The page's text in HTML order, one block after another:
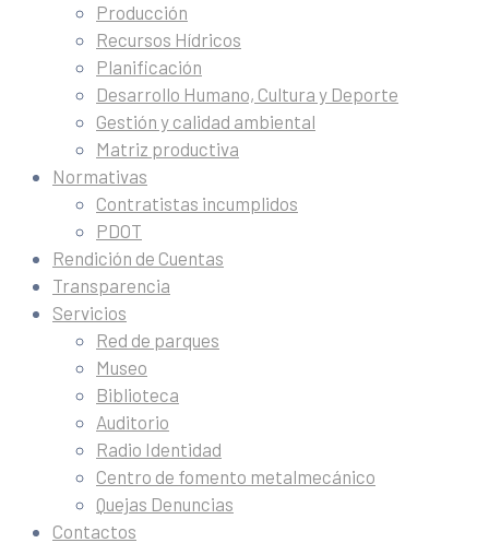
Producción
Recursos Hídricos
Planificación
Desarrollo Humano, Cultura y Deporte
Gestión y calidad ambiental
Matriz productiva
Normativas
Contratistas incumplidos
PDOT
Rendición de Cuentas
Transparencia
Servicios
Red de parques
Museo
Biblioteca
Auditorio
Radio Identidad
Centro de fomento metalmecánico
Quejas Denuncias
Contactos